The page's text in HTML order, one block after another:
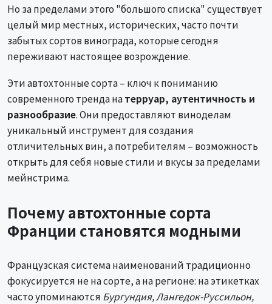
Но за пределами этого "большого списка" существует
целый мир местных, исторических, часто почти
забытых сортов винограда, которые сегодня
переживают настоящее возрождение.
Эти автохтонные сорта – ключ к пониманию
современного тренда натерруар, аутентичность и
разнообразие. Они предоставляют виноделам
уникальный инструмент для создания
отличительных вин, а потребителям – возможность
открыть для себя новые стили и вкусы за пределами
мейнстрима.
Почему автохтонные сорта
Франции становятся модными
Французская система наименований традиционно
фокусируется не на сорте, а на регионе: на этикетках
часто упоминаются Бургундия, Лангедок-Руссильон,